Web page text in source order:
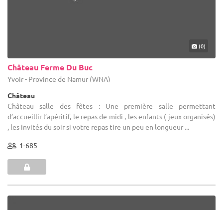
(0)
Château Ferme Du Buc
Yvoir - Province de Namur (WNA)
Château
Château salle des fêtes : Une première salle permettant
d’accueillir l’apéritif, le repas de midi , les enfants ( jeux organisés)
, les invités du soir si votre repas tire un peu en longueur ...
1-685